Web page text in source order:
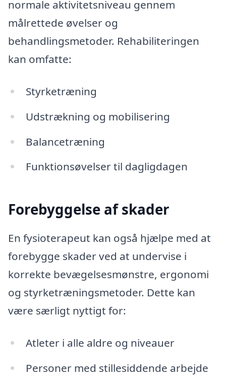
normale aktivitetsniveau gennem
målrettede øvelser og
behandlingsmetoder. Rehabiliteringen
kan omfatte:
Styrketræning
Udstrækning og mobilisering
Balancetræning
Funktionsøvelser til dagligdagen
Forebyggelse af skader
En fysioterapeut kan også hjælpe med at
forebygge skader ved at undervise i
korrekte bevægelsesmønstre, ergonomi
og styrketræningsmetoder. Dette kan
være særligt nyttigt for:
Atleter i alle aldre og niveauer
Personer med stillesiddende arbejde